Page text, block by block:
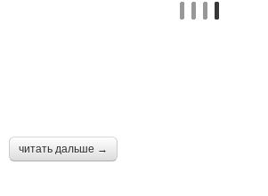
читать дальше →